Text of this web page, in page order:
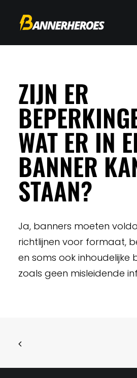
ZIJN ER
WAT ER IN
BANNER
STAAN?
Ja, banners moeten
richtlijnen voor formaat,
en soms ook inhoudelijke
zoals geen misleidende